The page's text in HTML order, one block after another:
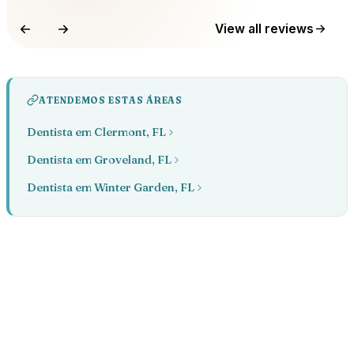
View all reviews
ATENDEMOS ESTAS ÁREAS
Dentista em Clermont, FL
Dentista em Groveland, FL
Dentista em Winter Garden, FL